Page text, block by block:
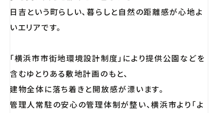
日吉という町らしい、暮らしと自然の距離感が心地よ
いエリアです。
「横浜市市街地環境設計制度」により提供公園などを
含むゆとりある敷地計画のもと、
建物全体に落ち着きと開放感が漂います。
管理人常駐の安心の管理体制が整い、横浜市より「よ